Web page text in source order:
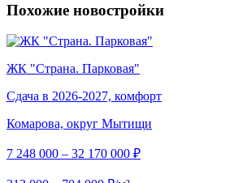
Похожие новостройки
ЖК "Страна. Парковая"
Сдача в 2026-2027, комфорт
Комарова, округ Мытищи
7 248 000 – 32 170 000 ₽